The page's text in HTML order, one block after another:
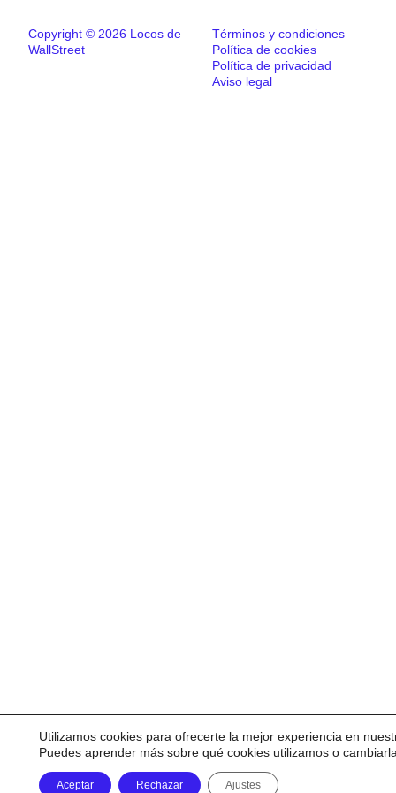
Copyright © 2026 Locos de
WallStreet
Términos y condiciones
Política de cookies
Política de privacidad
Aviso legal
Utilizamos cookies para ofrecerte la mejor experiencia en
Puedes aprender más sobre qué cookies utilizamos o
Aceptar Rechazar Ajustes